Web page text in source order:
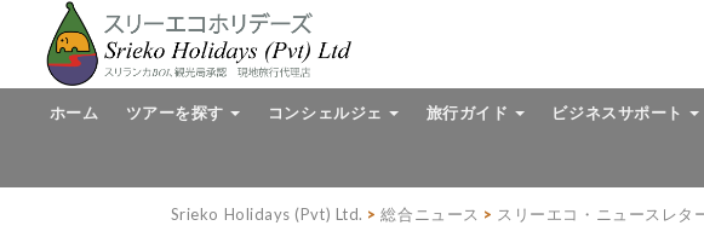
ホーム ツアーを探す コンシェルジェ 旅行ガイド ビジネスサポート
Srieko Holidays (Pvt) Ltd. >総合ニュース > スリーエコ・ニュースレタ